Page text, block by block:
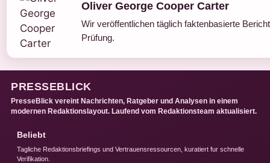
Oliver George Cooper Carter
Wir veröffentlichen täglich faktenbasierte
Prüfung.
PRESSEBLICK
PresseBlick vereint Nachrichten, Ratgeber und Analysen in einem
modernen Redaktionslayout. Laufend vom Redaktionsteam aktualisiert.
Beliebt
Tagliche Redaktionsbriefings und Vertrauensressourcen, kuratiert fur schnelle
Verifikation.